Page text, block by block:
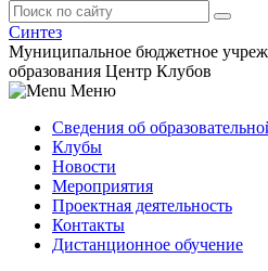
Синтез
Муниципальное бюджетное
образования Центр Клубов
Меню
Сведения об
Клубы
Новости
Мероприятия
Проектная деятельность
Контакты
Дистанционное обучение